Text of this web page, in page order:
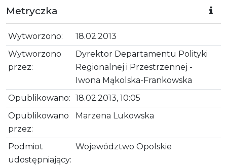
Metryczka
Wytworzono:
18.02.2013
Wytworzono
przez:
Dyrektor Departamentu Polityki
Regionalnej i Przestrzennej -
Iwona Mąkolska-Frankowska
Opublikowano: 18.02.2013, 10:05
Opublikowano
przez:
Marzena Lukowska
Podmiot
udostępniający:
Województwo Opolskie